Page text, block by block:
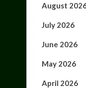
August
July 2026
June 2026
May 2026
April 2026